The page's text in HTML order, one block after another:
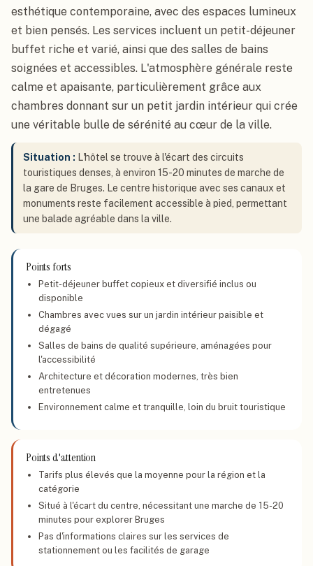
esthétique contemporaine, avec des espaces lumineux
et bien pensés. Les services incluent un petit-déjeuner
buffet riche et varié, ainsi que des salles de bains
soignées et accessibles. L'atmosphère générale reste
calme et apaisante, particulièrement grâce aux
chambres donnant sur un petit jardin intérieur qui crée
une véritable bulle de sérénité au cœur de la ville.
Situation : L'hôtel se trouve à l'écart des circuits
touristiques denses, à environ 15-20 minutes de marche de
la gare de Bruges. Le centre historique avec ses canaux et
monuments reste facilement accessible à pied, permettant
une balade agréable dans la ville.
Points forts
Petit-déjeuner buffet copieux et diversifié inclus ou
disponible
Chambres avec vues sur un jardin intérieur paisible et
dégagé
Salles de bains de qualité supérieure, aménagées pour
l'accessibilité
Architecture et décoration modernes, très bien
entretenues
Environnement calme et tranquille, loin du bruit touristique
Points d'attention
Tarifs plus élevés que la moyenne pour la région et la
catégorie
Situé à l'écart du centre, nécessitant une marche de 15-20
minutes pour explorer Bruges
Pas d'informations claires sur les services de
stationnement ou les facilités de garage